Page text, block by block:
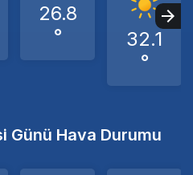
26.8
°
32.1
°
Günü Hava Durumu